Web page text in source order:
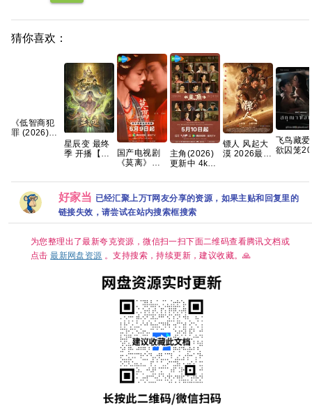
猜你喜欢：
《低智商犯
罪 (2026)》
星辰变 最终
季 开播【更
资源
国产电视剧
《莫离》高
观看百度网
盘资源分享
主角(2026)
更新中 4k高
[网盘资源]
[1GB集]
镖人 风起大
漠 2026最新
音轨 内嵌简
繁字幕
飞鸟藏爱
欲囚笼
好家当 已经汇聚上万T网友分享的资源，如果主贴和回复里的
链接失效，请尝试在站内搜索框搜索
为您整理出了最新夸克资源，微信扫一扫下面二维码查看腾讯文档或
点击最新网盘资源 。支持搜索，持续更新，建议收藏。🙏